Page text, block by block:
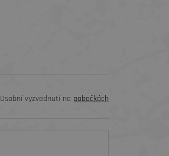
Osobní vyzvednutí na pobočkách